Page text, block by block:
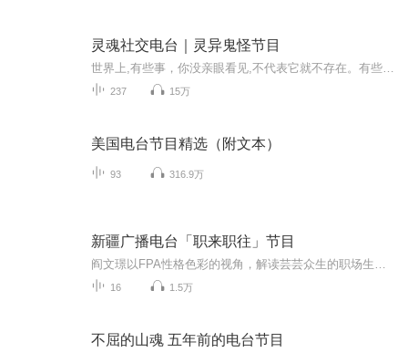
灵魂社交电台｜灵异鬼怪节目
237 15万
美国电台节目精选（附文本）
93 316.9万
新疆广播电台「职来职往」节目
16 1.5万
不屈的山魂 五年前的电台节目